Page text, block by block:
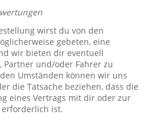
wirst du von den
gebeten, eine
wir bieten dir eventuell
und/oder Fahrer zu
Umständen können wir uns
die Tatsache beziehen, dass die
eines Vertrags mit dir oder zur
erforderlich ist.